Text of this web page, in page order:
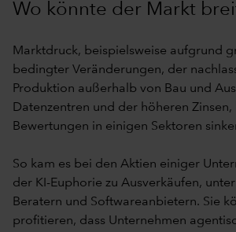
Wo könnte der Markt
Marktdruck, beispielsweise aufgrund
bedingter Veränderungen, der
Produktion außerhalb von Bau und
Datenzentren und der höheren Zinsen,
Bewertungen in einigen Sektoren
So kam es bei den Aktien einiger
der KI-Euphorie zu Ausverkäufen,
Beratern und Softwareanbietern. Sie
profitieren, dass Unternehmen